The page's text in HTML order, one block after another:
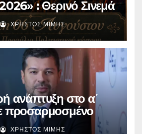
: Θερινό Σινεμά
ταινία
ΧΡΉΣΤΟΣ ΜΊΜΗΣ
ανάπτυξη στο α΄
προσαρμοσμένο
€1,2 δισ.
ΧΡΉΣΤΟΣ ΜΊΜΗΣ